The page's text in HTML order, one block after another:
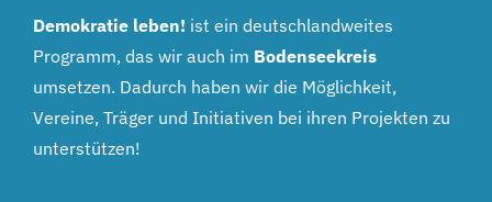
Demokratie leben! ist ein deutschlandweites
Programm, das wir auch im Bodenseekreis
umsetzen. Dadurch haben wir die Möglichkeit,
Vereine, Träger und Initiativen bei ihren Projekten zu
unterstützen!